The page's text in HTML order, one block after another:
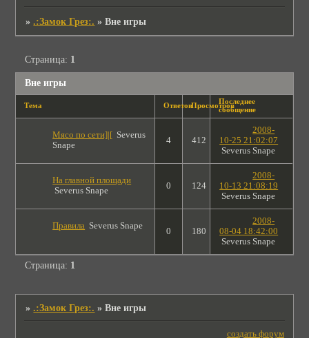
».:Замок Грез:. »Вне игры
Вне игры
Страница: 1
Тема ОтветовПросмотровПоследнее
сообщение
Мясо по сети]|[ Severus
Snape
4 412
2008-
10-25 21:02:07
Severus Snape
На главной площади
Severus Snape
0 124
2008-
10-13 21:08:19
Severus Snape
Правила Severus Snape
0 180
2008-
08-04 18:42:00
Severus Snape
Страница: 1
».:Замок Грез:. »Вне игры
создать форум